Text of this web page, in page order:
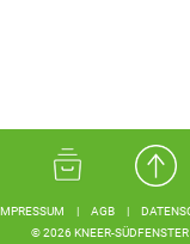
© 2026 KNEER-SÜDFENSTER
IMPRESSUM AGB